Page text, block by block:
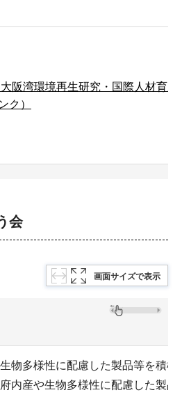
阪湾環境再生研究・国際人材育
ク）
会
画面サイズで表示
物多様性に配慮した製品等を積極
内産や生物多様性に配慮した製品